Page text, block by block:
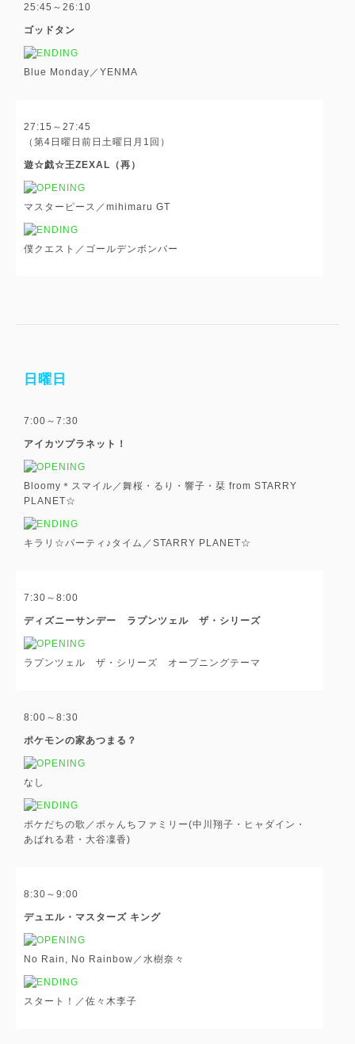
25:45～26:10
ゴッドタン
Blue Monday／YENMA
27:15～27:45
（第4日曜日前日土曜日月1回）
遊☆戯☆王ZEXAL（再）
マスターピース／mihimaru GT
僕クエスト／ゴールデンボンバー
日曜日
7:00～7:30
アイカツプラネット！
Bloomy＊スマイル／舞桜・るり・響子・栞 from STARRY
PLANET☆
キラリ☆パーティ♪タイム／STARRY PLANET☆
7:30～8:00
ディズニーサンデー ラプンツェル ザ・シリーズ
ラプンツェル ザ・シリーズ オープニングテーマ
8:00～8:30
ポケモンの家あつまる？
なし
ポケだちの歌／ポヶんちファミリー(中川翔子・ヒャダイン・
あばれる君・大谷凜香)
8:30～9:00
デュエル・マスターズ キング
No Rain, No Rainbow／水樹奈々
スタート！／佐々木李子